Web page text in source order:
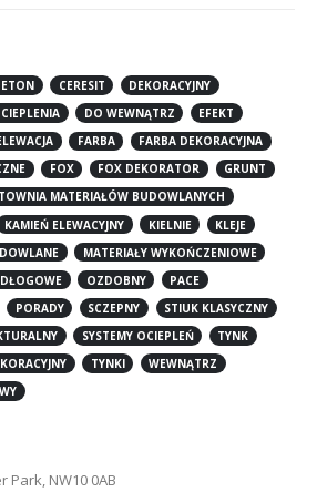
CERESIT
DEKORACYJNY
DO WEWNĄTRZ
EFEKT
FARBA
FARBA DEKORACYJNA
FOX FOX DEKORATOR
GRUNT
MATERIAŁÓW BUDOWLANYCH
KAMIEŃ ELEWACYJNY KIELNIE
KLEJE
MATERIAŁY WYKOŃCZENIOWE
OZDOBNY
PACE
PORADY SCZEPNY
STIUK KLASYCZNY
SYSTEMY OCIEPLEŃ
TYNK
TYNKI
WEWNĄTRZ
Park, NW10 0AB